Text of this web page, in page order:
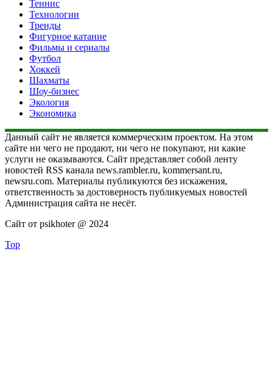
Теннис
Технологии
Тренды
Фигурное катание
Фильмы и сериалы
Футбол
Хоккей
Шахматы
Шоу-бизнес
Экология
Экономика
Данный сайт не является коммерческим проектом. На этом
сайте ни чего не продают, ни чего не покупают, ни какие
услуги не оказываются. Сайт представляет собой ленту
новостей RSS канала news.rambler.ru, kommersant.ru,
newsru.com. Материалы публикуются без искажения,
ответственность за достоверность публикуемых новостей
Администрация сайта не несёт.
Сайт от psikhoter @ 2024
Top